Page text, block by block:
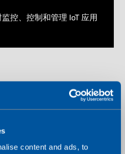
content and ads, to
控、控制和管理 IoT 应用